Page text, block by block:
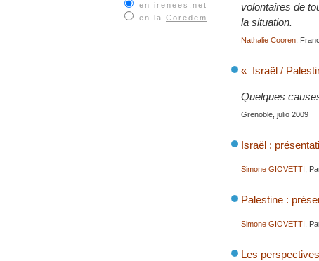
en irenees.net
en la Coredem
volontaires de
la situation.
Nathalie Cooren ,
« Israël /
Quelques
Grenoble, julio 2009
Israël :
Simone GIOVETTI ,
Palestine :
Simone GIOVETTI ,
Les